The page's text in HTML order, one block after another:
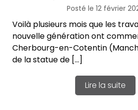
Posté le 12 février
Voilà plusieurs mois que les
nouvelle génération ont
Cherbourg-en-Cotentin
de la statue de […]
Lire la suite